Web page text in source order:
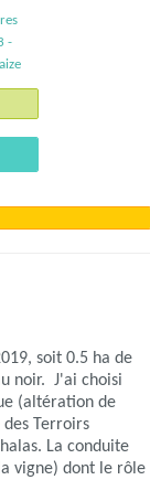
-
soit 0.5 ha de
noir. J'ai choisi
(altération de
Terroirs
La conduite
vigne) dont le rôle